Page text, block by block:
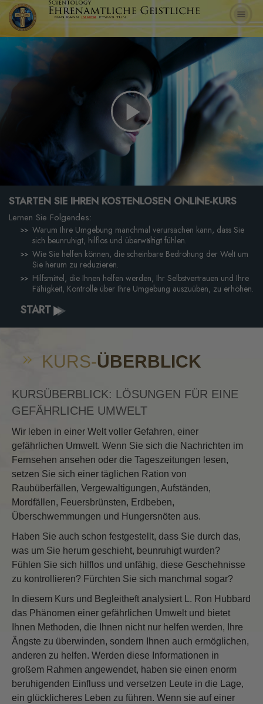
Play
Video
STARTEN SIE IHREN KOSTENLOSEN ONLINE-KURS
Lernen Sie Folgendes:
Warum Ihre Umgebung manchmal verursachen kann, dass Sie
sich beunruhigt, hilflos und überwältigt fühlen.
Wie Sie helfen können, die scheinbare Bedrohung der Welt um
Sie herum zu reduzieren.
Hilfsmittel, die Ihnen helfen werden, Ihr Selbstvertrauen und Ihre
Fähigkeit, Kontrolle über Ihre Umgebung auszuüben, zu erhöhen.
START
KURS-ÜBERBLICK
KURSÜBERBLICK: LÖSUNGEN FÜR EINE
GEFÄHRLICHE UMWELT
Wir leben in einer Welt voller Gefahren, einer
gefährlichen Umwelt. Wenn Sie sich die Nachrichten im
Fernsehen ansehen oder die Tageszeitungen lesen,
setzen Sie sich einer täglichen Ration von
Raubüberfällen, Vergewaltigungen, Aufständen,
Mordfällen, Feuersbrünsten, Erdbeben,
Überschwemmungen und Hungersnöten aus.
Haben Sie auch schon festgestellt, dass Sie durch das,
was um Sie herum geschieht, beunruhigt wurden?
Fühlen Sie sich hilflos und unfähig, diese Geschehnisse
zu kontrollieren? Fürchten Sie sich manchmal sogar?
In diesem Kurs und Begleitheft analysiert L. Ron Hubbard
das Phänomen einer gefährlichen Umwelt und bietet
Ihnen Methoden, die Ihnen nicht nur helfen werden, Ihre
Ängste zu überwinden, sondern Ihnen auch ermöglichen,
anderen zu helfen. Werden diese Informationen in
großem Rahmen angewendet, haben sie einen enorm
beruhigenden Einfluss und versetzen Leute in die Lage,
ein glücklicheres Leben zu führen. Wenn sie auf einer